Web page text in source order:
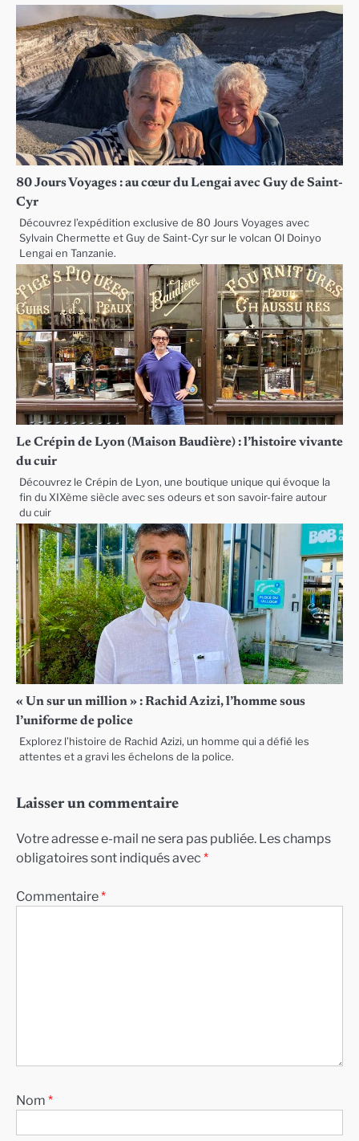
80 Jours Voyages : au cœur du Lengai avec Guy de Saint-
Cyr
Découvrez l’expédition exclusive de 80 Jours Voyages avec
Sylvain Chermette et Guy de Saint-Cyr sur le volcan Ol Doinyo
Lengai en Tanzanie.
Le Crépin de Lyon (Maison Baudière) : l’histoire vivante
du cuir
Découvrez le Crépin de Lyon, une boutique unique qui évoque la
fin du XIXème siècle avec ses odeurs et son savoir-faire autour
du cuir
« Un sur un million » : Rachid Azizi, l’homme sous
l’uniforme de police
Explorez l’histoire de Rachid Azizi, un homme qui a défié les
attentes et a gravi les échelons de la police.
Laisser un commentaire
Votre adresse e-mail ne sera pas publiée. Les champs
obligatoires sont indiqués avec *
Commentaire*
Nom *